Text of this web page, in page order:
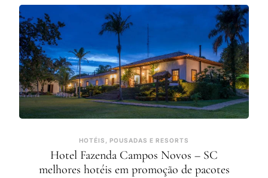
HOTÉIS, POUSADAS E RESORTS
Hotel Fazenda Campos Novos – SC
melhores hotéis em promoção de pacotes